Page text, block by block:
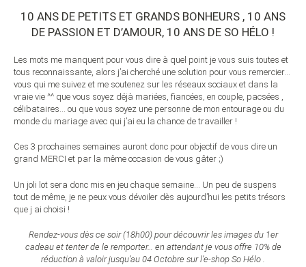
10 ANS DE PETITS ET GRANDS BONHEURS , 10 ANS
DE PASSION ET D’AMOUR, 10 ANS DE SO HÉLO !
Les mots me manquent pour vous dire à quel point je vous suis toutes et
tous reconnaissante, alors j’ai cherché une solution pour vous remercier…
vous qui me suivez et me soutenez sur les réseaux sociaux et dans la
vraie vie ^^ que vous soyez déjà mariées, fiancées, en couple, pacsées ,
célibataires… ou que vous soyez une personne de mon entourage ou du
monde du mariage avec qui j’ai eu la chance de travailler !
Ces 3 prochaines semaines auront donc pour objectif de vous dire un
grand MERCI et par la même occasion de vous gâter ;)
Un joli lot sera donc mis en jeu chaque semaine… Un peu de suspens
tout de même, je ne peux vous dévoiler dès aujourd’hui les petits trésors
que j ai choisi !
Rendez-vous dès ce soir (18h00) pour découvrir les images du 1er
cadeau et tenter de le remporter… en attendant je vous offre 10% de
réduction à valoir jusqu’au 04 Octobre sur l’e-shop So Hélo .